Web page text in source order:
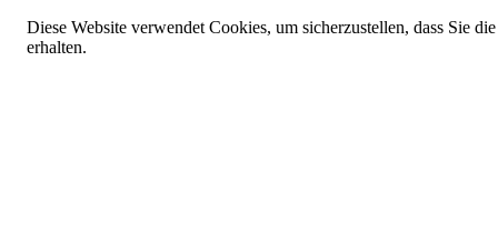
Diese Website verwendet Cookies, um sicherzustellen, dass Sie
erhalten.